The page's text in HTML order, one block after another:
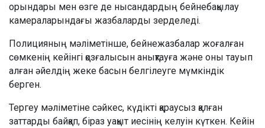
орындары мен өзге де нысандардың бейнебақылау
камераларындағы жазбаларды зерделеді.
Полицияның мәліметінше, бейнежазбалар жоғалған
сөмкенің кейінгі қозғалысын анықтауға және оны тауып
алған әйелдің жеке басын белгілеуге мүмкіндік
берген.
Тергеу мәліметіне сәйкес, күдікті қараусыз қалған
заттарды байқап, біраз уақыт иесінің келуін күткен. Кейін